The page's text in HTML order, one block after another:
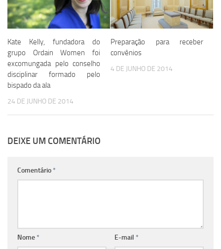
Kate Kelly, fundadora do
grupo Ordain Women foi
excomungada pelo conselho
disciplinar formado pelo
bispado da ala
24 DE JUNHO DE 2014
Preparação para receber
convênios
4 DE JUNHO DE 2014
DEIXE UM COMENTÁRIO
Comentário *
Nome * E-mail *